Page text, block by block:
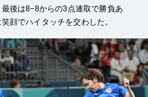
後は8−8からの3点連取で勝負あ
顔でハイタッチを交わした。